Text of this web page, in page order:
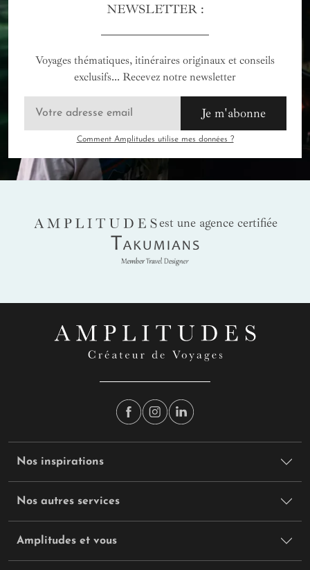
NEWSLETTER :
Voyages thématiques, itinéraires originaux et conseils
exclusifs... Recevez notre newsletter
Je m'abonne
Comment Amplitudes utilise mes données ?
AMPLITUDES
est une agence certifiée
Takumians
Nos inspirations
Nos autres services
Amplitudes et vous